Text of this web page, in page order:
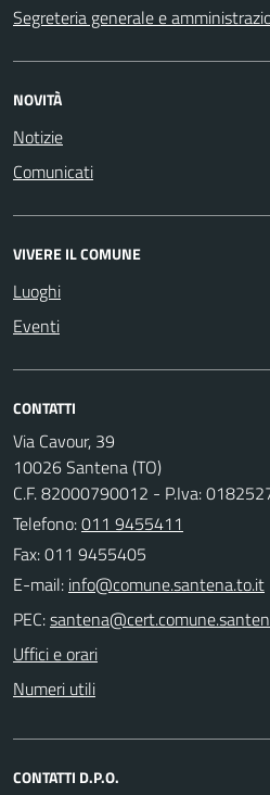
Segreteria generale e
NOVITÀ
Notizie
Comunicati
VIVERE IL COMUNE
Luoghi
Eventi
CONTATTI
Via Cavour, 39
10026 Santena (TO)
C.F. 82000790012 - P.Iva:
Telefono:011 9455411
Fax: 011 9455405
E-mail:
PEC:
Uffici e orari
Numeri utili
CONTATTI D.P.O.